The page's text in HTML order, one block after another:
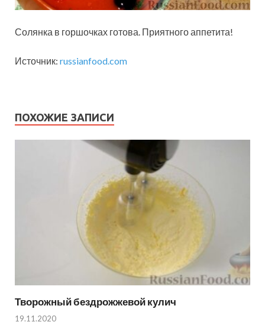
Солянка в горшочках готова. Приятного аппетита!
Источник: russianfood.com
ПОХОЖИЕ ЗАПИСИ
Творожный бездрожжевой кулич
19.11.2020